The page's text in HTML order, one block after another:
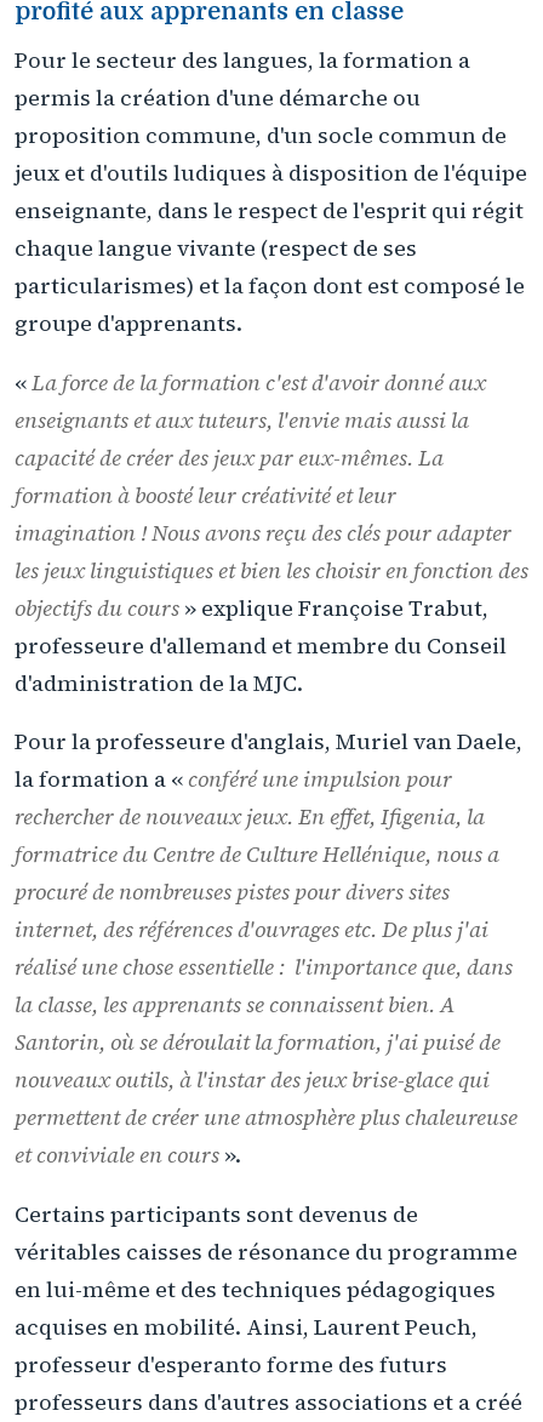
profité aux apprenants en classe
Pour le secteur des langues, la formation a
permis la création d'une démarche ou
proposition commune, d'un socle commun de
jeux et d'outils ludiques à disposition de l'équipe
enseignante, dans le respect de l'esprit qui régit
chaque langue vivante (respect de ses
particularismes) et la façon dont est composé le
groupe d'apprenants.
«La force de la formation c'est d'avoir donné aux
enseignants et aux tuteurs, l'envie mais aussi la
capacité de créer des jeux par eux-mêmes. La
formation à boosté leur créativité et leur
imagination ! Nous avons reçu des clés pour adapter
les jeux linguistiques et bien les choisir en fonction des
objectifs du cours » explique Françoise Trabut,
professeure d'allemand et membre du Conseil
d'administration de la MJC.
Pour la professeure d'anglais, Muriel van Daele,
la formation a « conféré une impulsion pour
rechercher de nouveaux jeux. En effet, Ifigenia, la
formatrice du Centre de Culture Hellénique, nous a
procuré de nombreuses pistes pour divers sites
internet, des références d'ouvrages etc. De plus j'ai
réalisé une chose essentielle : l'importance que, dans
la classe, les apprenants se connaissent bien. A
Santorin, où se déroulait la formation, j'ai puisé de
nouveaux outils, à l'instar des jeux brise-glace qui
permettent de créer une atmosphère plus chaleureuse
et conviviale en cours ».
Certains participants sont devenus de
véritables caisses de résonance du programme
en lui-même et des techniques pédagogiques
acquises en mobilité. Ainsi, Laurent Peuch,
professeur d'esperanto forme des futurs
professeurs dans d'autres associations et a créé